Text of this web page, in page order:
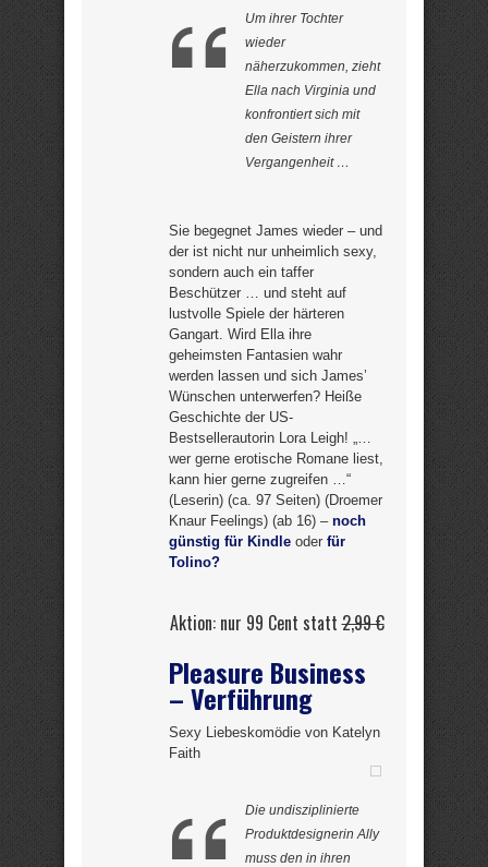
Um ihrer Tochter
wieder
näherzukommen, zieht
Ella nach Virginia und
konfrontiert sich mit
den Geistern ihrer
Vergangenheit …
Sie begegnet James wieder – und
der ist nicht nur unheimlich sexy,
sondern auch ein taffer
Beschützer … und steht auf
lustvolle Spiele der härteren
Gangart. Wird Ella ihre
geheimsten Fantasien wahr
werden lassen und sich James’
Wünschen unterwerfen? Heiße
Geschichte der US-
Bestsellerautorin Lora Leigh! „…
wer gerne erotische Romane liest,
kann hier gerne zugreifen …“
(Leserin) (ca. 97 Seiten) (Droemer
Knaur Feelings) (ab 16) – noch
günstig für Kindle oder für
Tolino?
Aktion: nur 99 Cent statt2,99 €
Pleasure Business
– Verführung
Sexy Liebeskomödie von Katelyn
Faith
Die undisziplinierte
Produktdesignerin Ally
muss den in ihren